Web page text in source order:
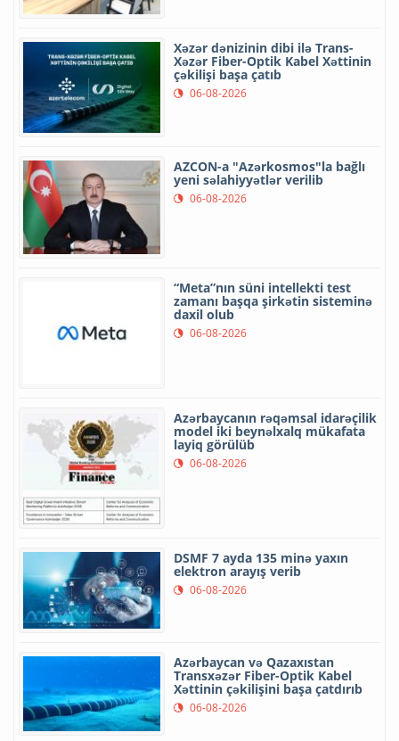
Xəzər dənizinin dibi ilə Trans-
Xəzər Fiber-Optik Kabel Xəttinin
çəkilişi başa çatıb
06-08-2026
AZCON-a "Azərkosmos"la bağlı
yeni səlahiyyətlər verilib
06-08-2026
“Meta”nın süni intellekti test
zamanı başqa şirkətin sisteminə
daxil olub
06-08-2026
Azərbaycanın rəqəmsal idarəçilik
model iki beynəlxalq mükafata
layiq görülüb
06-08-2026
DSMF 7 ayda 135 minə yaxın
elektron arayış verib
06-08-2026
Azərbaycan və Qazaxıstan
Transxəzər Fiber-Optik Kabel
Xəttinin çəkilişini başa çatdırıb
06-08-2026